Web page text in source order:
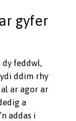
gyfer
dy feddwl,
ddim rhy
ar agor ar
a
addas i